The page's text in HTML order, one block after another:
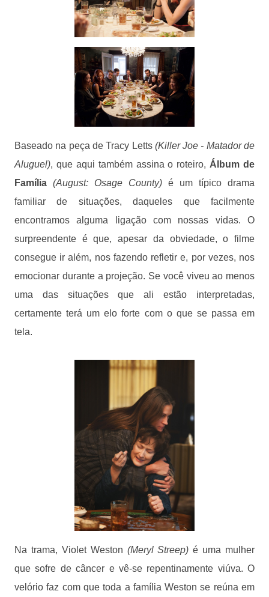
Baseado na peça de Tracy Letts (Killer Joe - Matador de
Aluguel), que aqui também assina o roteiro, Álbum de
Família (August: Osage County) é um típico drama
familiar de situações, daqueles que facilmente
encontramos alguma ligação com nossas vidas. O
surpreendente é que, apesar da obviedade, o filme
consegue ir além, nos fazendo refletir e, por vezes, nos
emocionar durante a projeção. Se você viveu ao menos
uma das situações que ali estão interpretadas,
certamente terá um elo forte com o que se passa em
tela.
Na trama, Violet Weston (Meryl Streep) é uma mulher
que sofre de câncer e vê-se repentinamente viúva. O
velório faz com que toda a família Weston se reúna em